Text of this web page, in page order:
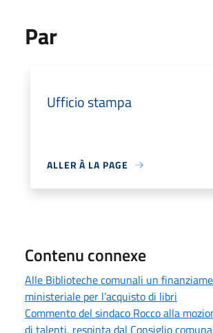
Par
Ufficio stampa
ALLER À LA PAGE
Contenu connexe
Alle Biblioteche comunali un
ministeriale per l’acquisto di libri
Commento del sindaco Rocco alla
di talenti, respinta dal Consiglio